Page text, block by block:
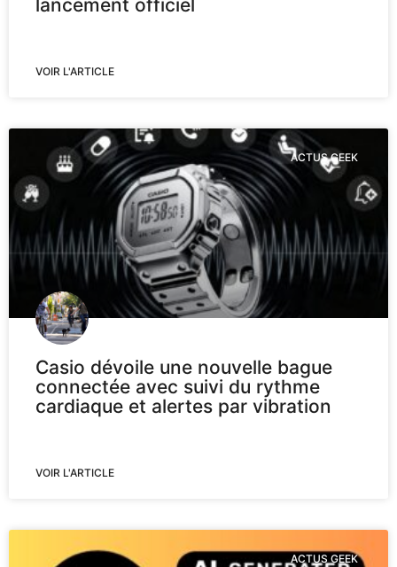
lancement officiel
VOIR L'ARTICLE
ACTUS GEEK
Casio dévoile une nouvelle bague
connectée avec suivi du rythme
cardiaque et alertes par vibration
VOIR L'ARTICLE
ACTUS GEEK